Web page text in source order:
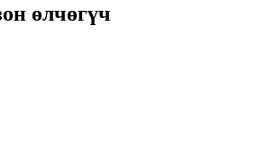
өлчөгүч